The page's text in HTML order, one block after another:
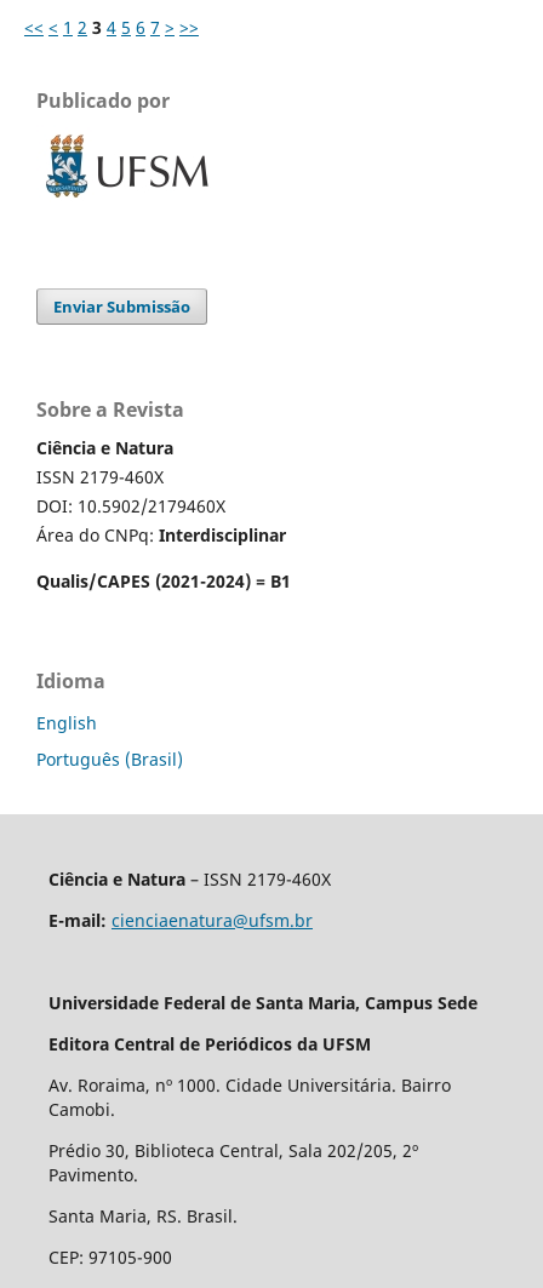
<< < 1 2 3 4 5 6 7 > >>
Publicado por
Enviar Submissão
Sobre a Revista
Ciência e Natura
ISSN 2179-460X
DOI: 10.5902/2179460X
Área do CNPq: Interdisciplinar
Qualis/CAPES (2021-2024) = B1
Idioma
English
Português (Brasil)
Ciência e Natura – ISSN 2179-460X
E-mail: cienciaenatura@ufsm.br
Universidade Federal de Santa Maria, Campus Sede
Editora Central de Periódicos da UFSM
Av. Roraima, nº 1000. Cidade Universitária. Bairro
Camobi.
Prédio 30, Biblioteca Central, Sala 202/205, 2º
Pavimento.
Santa Maria, RS. Brasil.
CEP: 97105-900